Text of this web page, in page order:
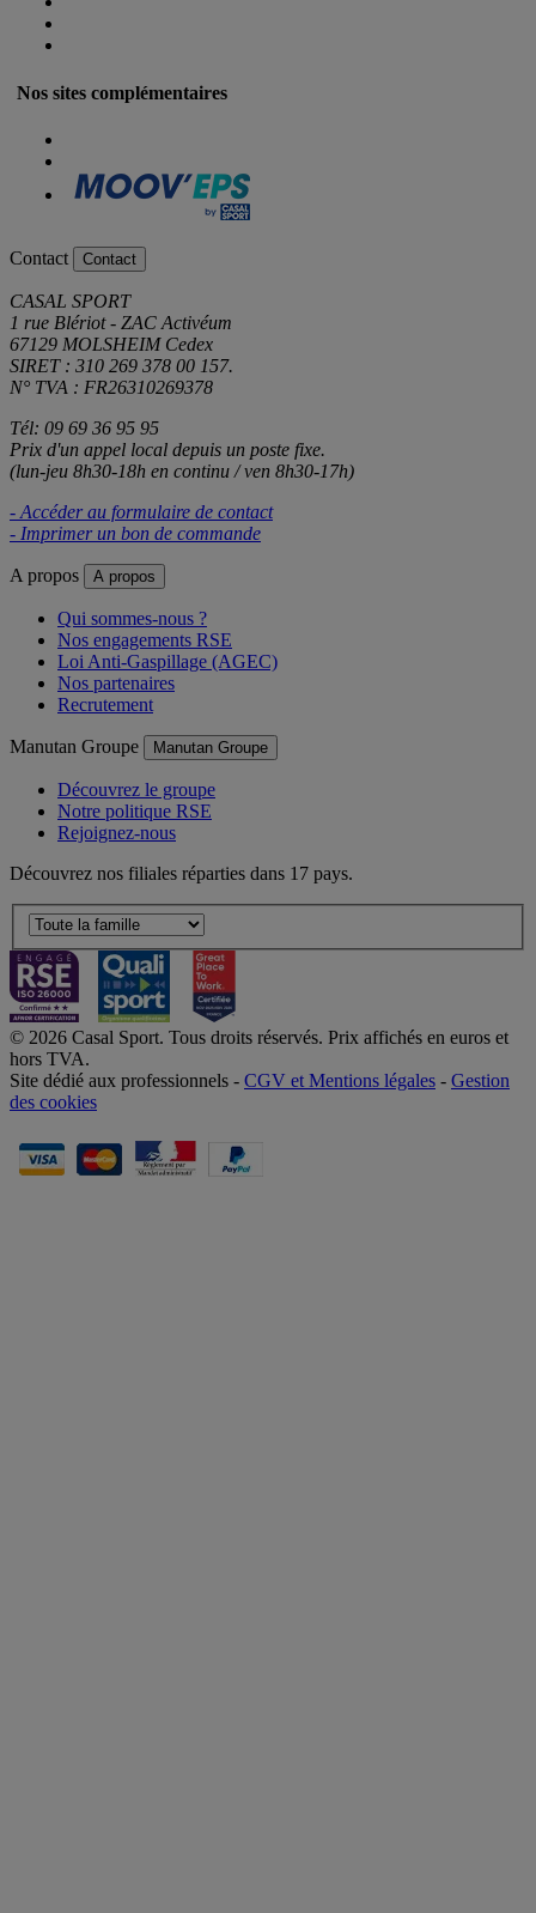
Nos sites complémentaires
Contact Contact
CASAL SPORT
1 rue Blériot - ZAC Activéum
67129 MOLSHEIM Cedex
SIRET : 310 269 378 00 157.
N° TVA : FR26310269378
Tél: 09 69 36 95 95
Prix d'un appel local depuis un poste fixe.
(lun-jeu 8h30-18h en continu / ven 8h30-17h)
- Accéder au formulaire de contact
- Imprimer un bon de commande
A propos A propos
Qui sommes-nous ?
Nos engagements RSE
Loi Anti-Gaspillage (AGEC)
Nos partenaires
Recrutement
Manutan Groupe Manutan Groupe
Découvrez le groupe
Notre politique RSE
Rejoignez-nous
Découvrez nos filiales réparties dans 17 pays.
© 2026 Casal Sport. Tous droits réservés. Prix affichés en euros et
hors TVA.
Site dédié aux professionnels - CGV et Mentions légales - Gestion
des cookies